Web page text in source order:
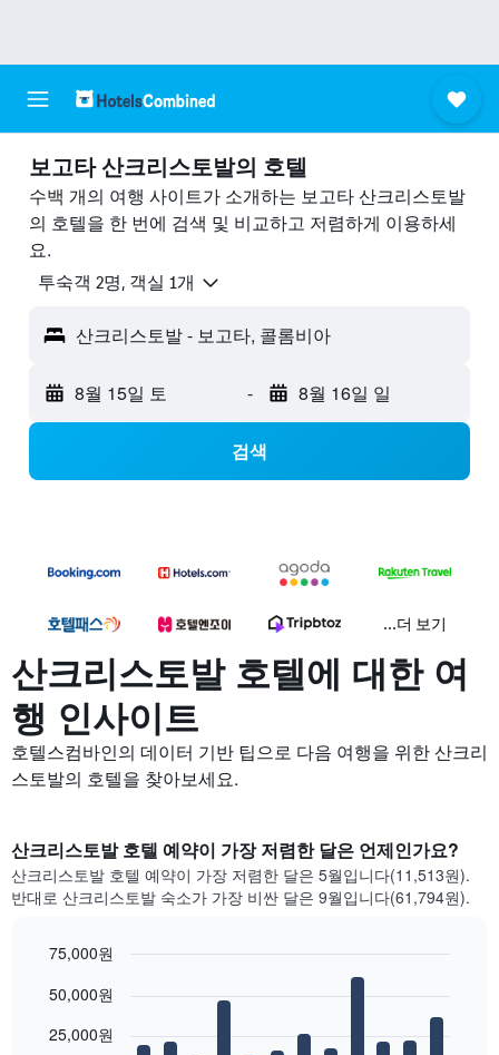
보고타 산크리스토발의 호텔
수백 개의 여행 사이트가 소개하는 보고타 산크리스토발
의 호텔을 한 번에 검색 및 비교하고 저렴하게 이용하세
요.
​투숙객 2​명, ​객실 1개
산크리스토발 - 보고타, 콜롬비아
8월 15일 토 - 8월 16일 일
검색
...더 보기
산크리스토발 호텔에 대한 여
행 인사이트
호텔스컴바인의 데이터 기반 팁으로 다음 여행을 위한 산크리
스토발의 호텔을 찾아보세요.
산크리스토발 호텔 예약이 가장 저렴한 달은 언제인가요?
산크리스토발 호텔 예약이 가장 저렴한 달은 5월입니다(11,513원).
반대로 산크리스토발 숙소가 가장 비싼 달은 9월입니다(61,794원).
chart
12
bars.
graphic.
25,000원
50,000원
75,000원